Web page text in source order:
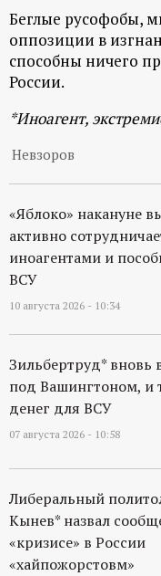
п
о
р
т
а
л
Беглые русофобы,
оппозиции в
способны ничего
России.
*Иноагент,
Невзоров
«Яблоко» накануне
активно
иноагентами и
ВСУ
10 августа 2026 - 10:34
Зильбертруд* вновь
под Вашингтоном, и
денег для ВСУ
07 августа 2026 - 10:58
Либеральный
Кынев* назвал
«кризисе» в России
«хайпожорстовм»